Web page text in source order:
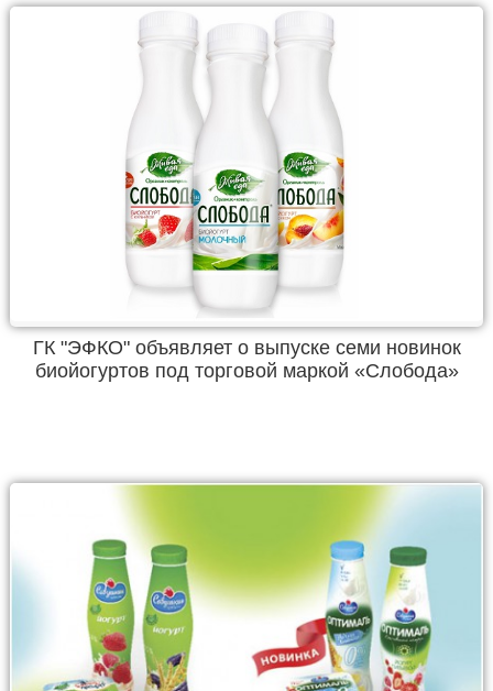
ГК "ЭФКО" объявляет о выпуске семи новинок
биойогуртов под торговой маркой «Слобода»